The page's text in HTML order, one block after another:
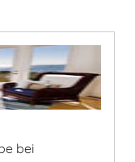
bei